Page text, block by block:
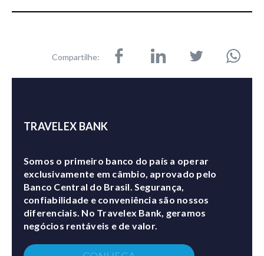
Compartilhe:
TRAVELEX BANK
Somos o primeiro banco do país a operar
exclusivamente em câmbio, aprovado pelo
Banco Central do Brasil. Segurança,
confiabilidade e conveniência são nossos
diferenciais. No Travelex Bank, geramos
negócios rentáveis e de valor.